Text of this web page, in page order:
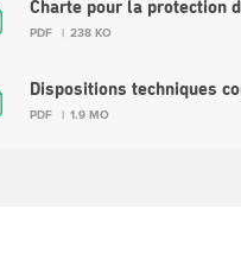
Charte pour la protection
PDF 238 KO
Dispositions techniques
PDF 1.9 MO